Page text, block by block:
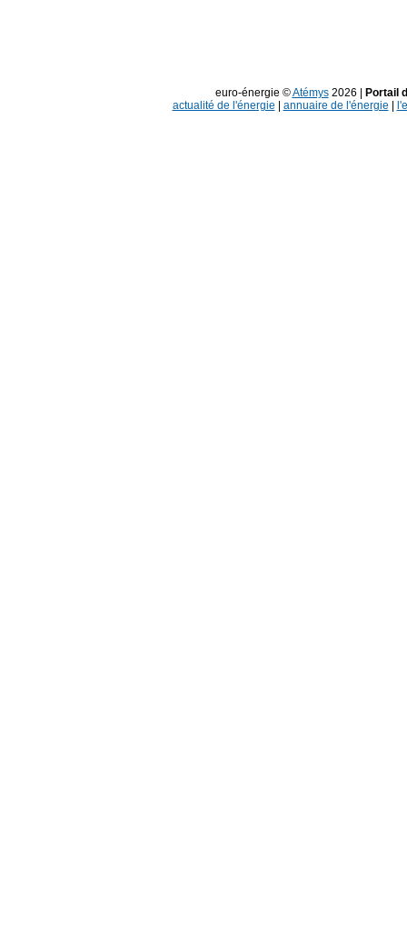
euro-énergie ©Atémys2026 |
Portail
actualité de l'énergie
annuaire de l'énergie